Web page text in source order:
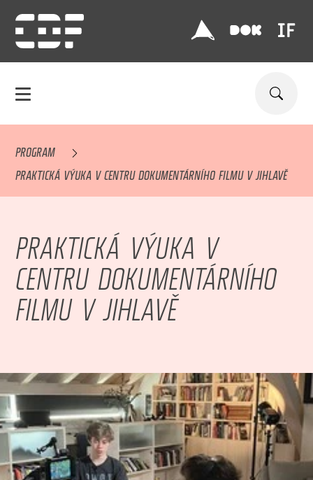
PROGRAM
PRAKTICKÁ VÝUKA V CENTRU DOKUMENTÁRNÍHO FILMU V JIHLAVĚ
PRAKTICKÁ VÝUKA V
CENTRU DOKUMENTÁRNÍHO
FILMU V JIHLAVĚ